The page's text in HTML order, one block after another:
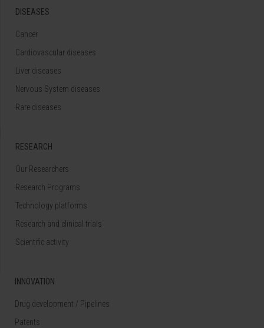
DISEASES
Cancer
Cardiovascular diseases
Liver diseases
Nervous System diseases
Rare diseases
RESEARCH
Our Researchers
Research Programs
Technology platforms
Research and clinical trials
Scientific activity
INNOVATION
Drug development / Pipelines
Patents